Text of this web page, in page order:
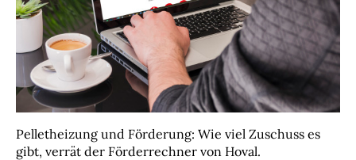
Pelletheizung und Förderung: Wie viel Zuschuss es
gibt, verrät der Förderrechner von Hoval.